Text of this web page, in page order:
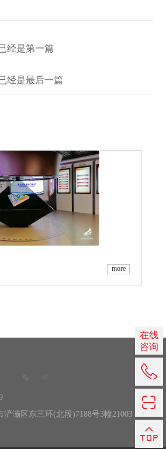
经是第一篇
经是最后一篇
more
灞区东三环(北段)7188号3幢21003
在线
咨询
029-